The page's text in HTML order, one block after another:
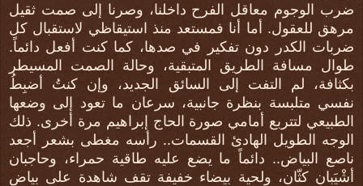
ضرب الوجوم معاقل الفرح داخلنا، وصرنا إلى صمت ثقيل
مرهق للعقول. أما أنا فمستعد منذ استيقاظي لاستقبال كل
ضربات الكدر دون تفكير في صدها، كما كنت أفعل دائماً.
طوال مسافة الطريق المتبقية، وحالة الصمت المسيطر
بكثافة، لم التفت إلى السائق الجديد، وإن كنتُ أضبِطُ
نفسي متلبسة بنظرة جانبية، سرعان ما تعود إلى وضعها
الطبيعي لتتربع أمامي صورة الحاج إبراهيم مرة أخرى. ذلك
الوجه الطويل الهادئ القسمات.. رأسه مغطى بشعر أجعد
ناصع البياض.. دائماً ما يضع عليه طاقية حمراء، وحاجبان
أشْيَبان كثّان، ولحية بيضاء خفيفة تقف شاهدة على بياض